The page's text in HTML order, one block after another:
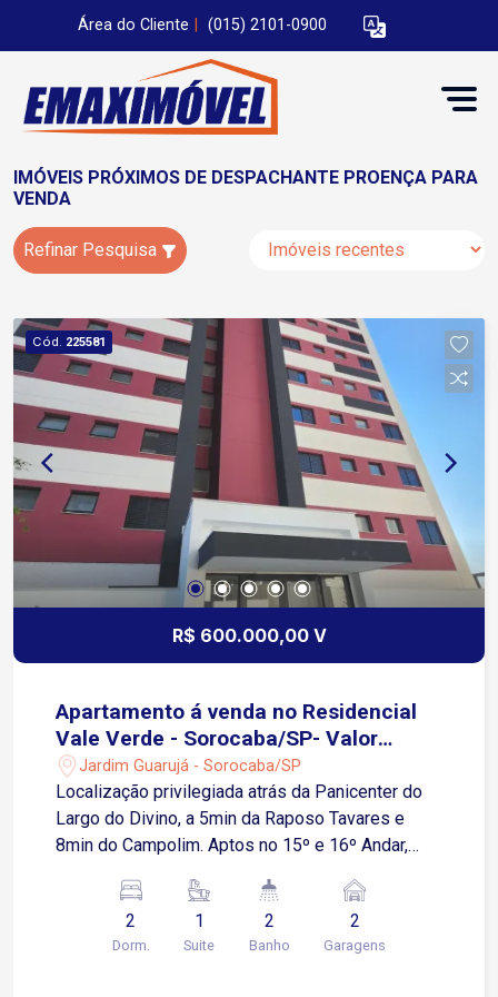
Área do Cliente (015) 2101-0900
IMÓVEIS PRÓXIMOS DE DESPACHANTE PROENÇA PARA
VENDA
Refinar Pesquisa
Cód. 225581
R$ 600.000,00 V
Apartamento á venda no Residencial
Vale Verde - Sorocaba/SP- Valor
Promocional de R$ 600.000,00
Jardim Guarujá - Sorocaba/SP
Localização privilegiada atrás da Panicenter do
Largo do Divino, a 5min da Raposo Tavares e
8min do Campolim. Aptos no 15º e 16º Andar,
cozinha grandes e integradas, varanda grande, já
com Grill e com linda vista do pôr do sol. 2
(DUAS) Vagas cobertas e fixas no nível da rua.
2
Dorm.
1
Suite
2
Banho
2
Garagens